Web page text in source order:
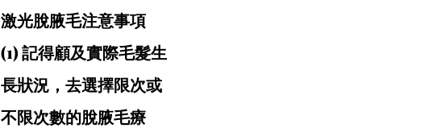
激光脫腋毛注意事項
(1) 記得顧及實際毛髮生
長狀況，去選擇限次或
不限次數的脫腋毛療